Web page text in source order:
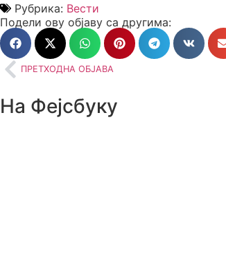
Рубрика: Вести
Подели ову објаву са другима:
ПРЕТХОДНА ОБЈАВА
На Фејсбуку